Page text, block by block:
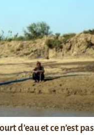
d’eau et ce n’est pas